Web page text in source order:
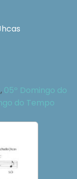
, 05º Domingo do
do Tempo